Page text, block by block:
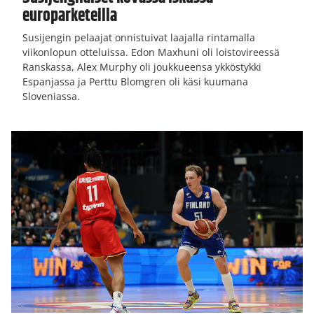
europarketeilla
Susijengin pelaajat onnistuivat laajalla rintamalla
viikonlopun otteluissa. Edon Maxhuni oli loistovireessä
Ranskassa, Alex Murphy oli joukkueensa ykköstykki
Espanjassa ja Perttu Blomgren oli käsi kuumana
Sloveniassa.